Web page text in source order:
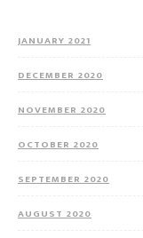
JANUARY 2021
DECEMBER 2020
NOVEMBER 2020
OCTOBER 2020
SEPTEMBER 2020
AUGUST 2020